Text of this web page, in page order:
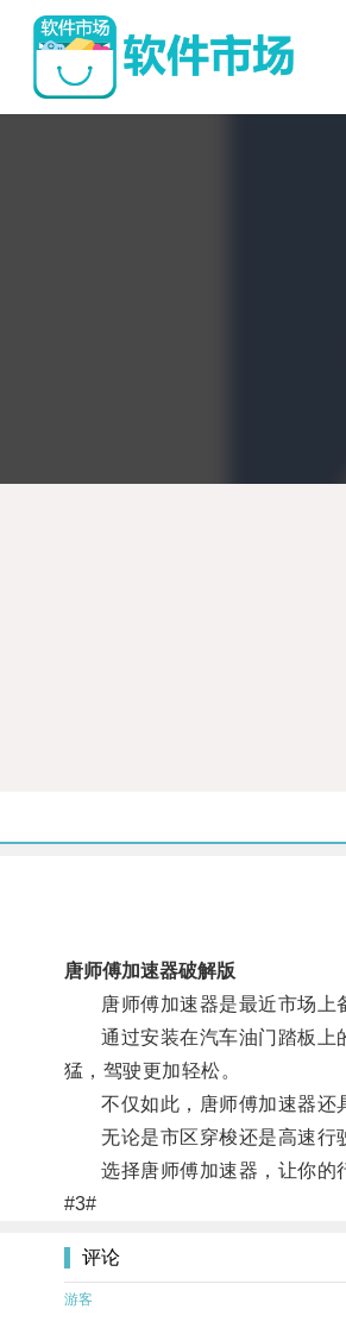
唐师傅加速器破解版
唐师傅加速器是最近市场上
通过安装在汽车油门踏板上的
猛，驾驶更加轻松。
不仅如此，唐师傅加速器还具
无论是市区穿梭还是高速行驶
选择唐师傅加速器，让你的
#3#
评论
游客